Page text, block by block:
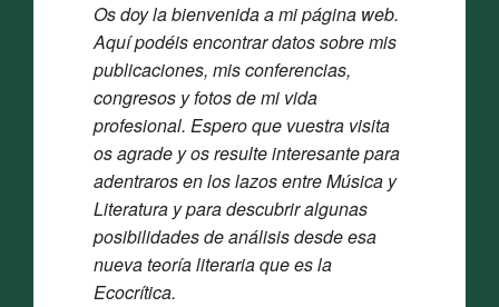
Os doy la bienvenida a mi página web.
Aquí podéis encontrar datos sobre mis
publicaciones, mis conferencias,
congresos y fotos de mi vida
profesional. Espero que vuestra visita
os agrade y os resulte interesante para
adentraros en los lazos entre Música y
Literatura y para descubrir algunas
posibilidades de análisis desde esa
nueva teoría literaria que es la
Ecocrítica.